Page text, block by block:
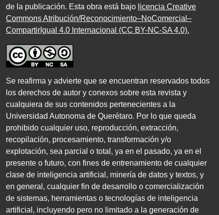
de la publicación. Esta obra está bajo licencia Creative
Commons Atribución/Reconocimiento–NoComercial–
CompartirIgual 4.0 Internacional (CC BY-NC-SA 4.0).
Se reafirma y advierte que se encuentran reservados todos
los derechos de autor y conexos sobre esta revista y
cualquiera de sus contenidos pertenecientes a la
Universidad Autonoma de Querétaro. Por lo que queda
prohibido cualquier uso, reproducción, extracción,
recopilación, procesamiento, transformación y/o
explotación, sea parcial o total, ya en el pasado, ya en el
presente o futuro, con fines de entrenamiento de cualquier
clase de inteligencia artificial, minería de datos y textos, y
en general, cualquier fin de desarrollo o comercialización
de sistemas, herramientas o tecnologías de inteligencia
artificial, incluyendo pero no limitado a la generación de